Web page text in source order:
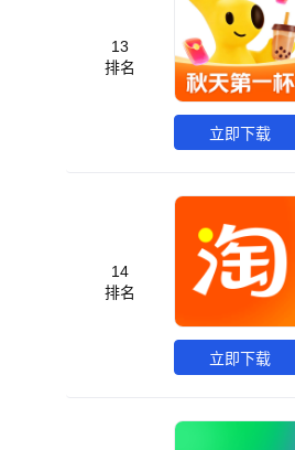
13
排名
立即下载
14
排名
立即下载